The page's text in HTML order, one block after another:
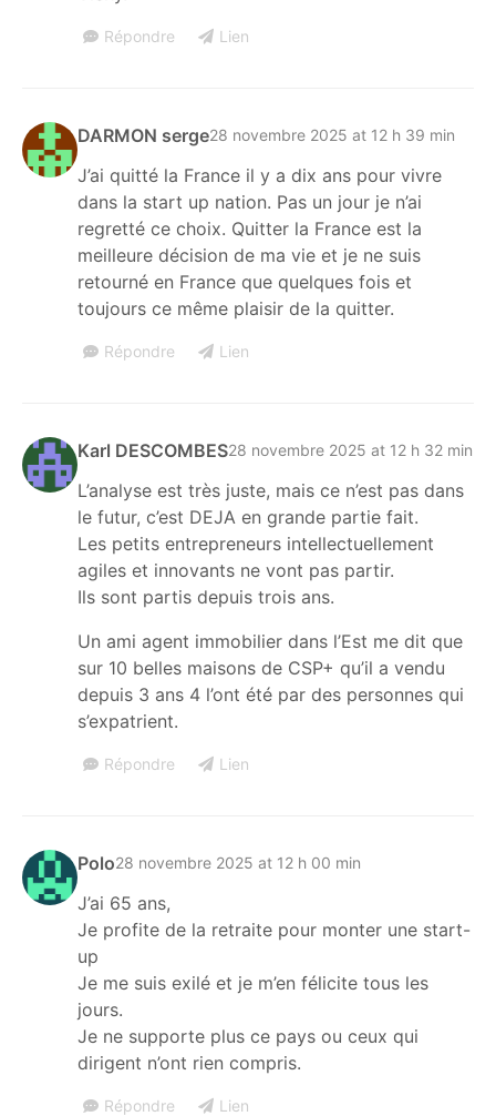
Répondre Lien
DARMON serge28 novembre 2025 at 12 h 39 min
J’ai quitté la France il y a dix ans pour vivre
dans la start up nation. Pas un jour je n’ai
regretté ce choix. Quitter la France est la
meilleure décision de ma vie et je ne suis
retourné en France que quelques fois et
toujours ce même plaisir de la quitter.
Répondre Lien
Karl DESCOMBES28 novembre 2025 at 12 h 32 min
L’analyse est très juste, mais ce n’est pas dans
le futur, c’est DEJA en grande partie fait.
Les petits entrepreneurs intellectuellement
agiles et innovants ne vont pas partir.
Ils sont partis depuis trois ans.
Un ami agent immobilier dans l’Est me dit que
sur 10 belles maisons de CSP+ qu’il a vendu
depuis 3 ans 4 l’ont été par des personnes qui
s’expatrient.
Répondre Lien
Polo28 novembre 2025 at 12 h 00 min
J’ai 65 ans,
Je profite de la retraite pour monter une start-
up
Je me suis exilé et je m’en félicite tous les
jours.
Je ne supporte plus ce pays ou ceux qui
dirigent n’ont rien compris.
Répondre Lien